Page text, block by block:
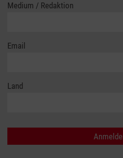
Medium / Redaktion
Email
Land